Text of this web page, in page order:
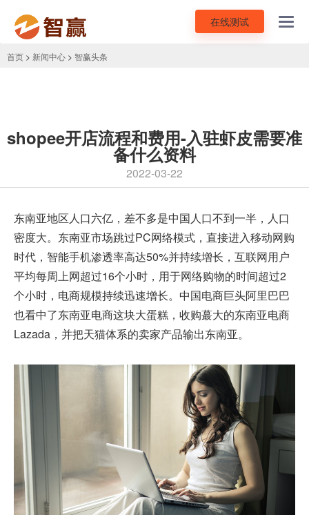
在线测试
首页 > 新闻中心 > 智赢头条
shopee开店流程和费用-入驻虾皮需要准
备什么资料
2022-03-22
东南亚地区人口六亿，差不多是中国人口不到一半，人口
密度大。东南亚市场跳过PC网络模式，直接进入移动网购
时代，智能手机渗透率高达50%并持续增长，互联网用户
平均每周上网超过16个小时，用于网络购物的时间超过2
个小时，电商规模持续迅速增长。中国电商巨头阿里巴巴
也看中了东南亚电商这块大蛋糕，收购蕞大的东南亚电商
Lazada，并把天猫体系的卖家产品输出东南亚。